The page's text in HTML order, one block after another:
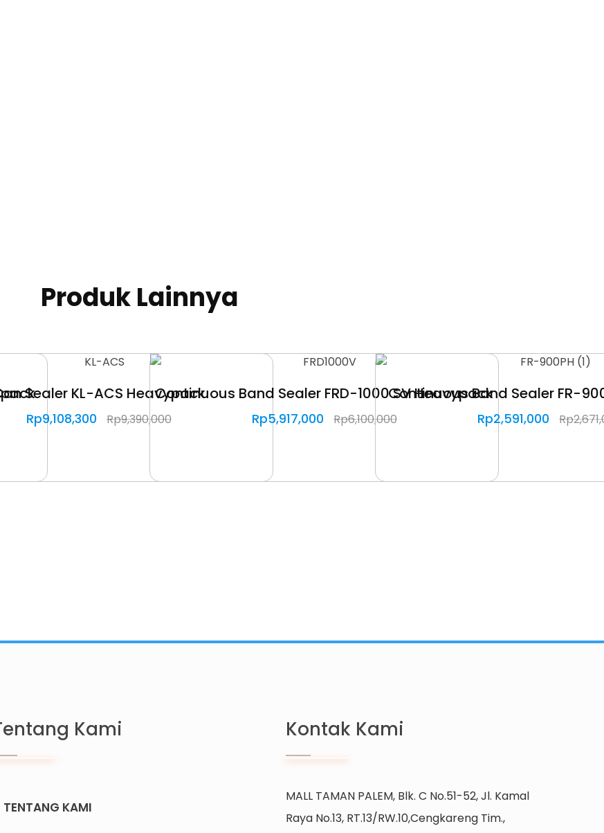
Produk Lainnya
Sealer KL-ACS Heavypack
Rp9,108,300 Rp9,390,000
Continuous Band Sealer FRD-1000 SV Heavypack
Rp5,917,000 Rp6,100,000
Continuous Band Sealer FR-
Rp2,591,000 Rp
Kami
TENTANG KAMI
Kontak Kami
MALL TAMAN PALEM, Blk. C No.51-52, Jl. Kamal
Raya No.13, RT.13/RW.10,Cengkareng Tim.,